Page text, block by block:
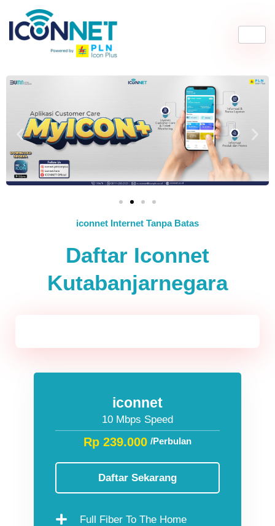
iconnet Internet Tanpa Batas
Daftar Iconnet
Kutabanjarnegara
iconnet
10 Mbps Speed
Rp 239.000 /Perbulan
Daftar Sekarang
Full Fiber To The Home